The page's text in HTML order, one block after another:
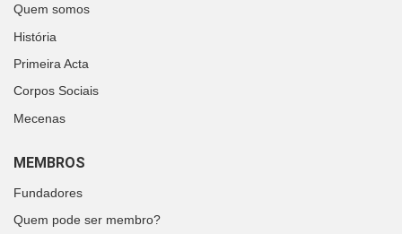
Quem somos
História
Primeira Acta
Corpos Sociais
Mecenas
MEMBROS
Fundadores
Quem pode ser membro?